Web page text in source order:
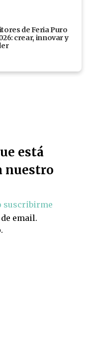
de Feria Puro
crear, innovar y
está
nuestro
suscribirme
email.